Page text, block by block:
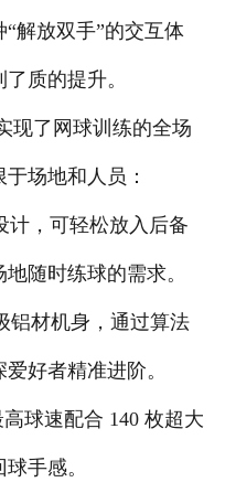
解放双手”的交互体
质的提升。
了网球训练的全场
场地和人员：
，可轻松放入后备
随时练球的需求。
材机身，通过算法
好者精准进阶。
球速配合 140 枚超大
手感。